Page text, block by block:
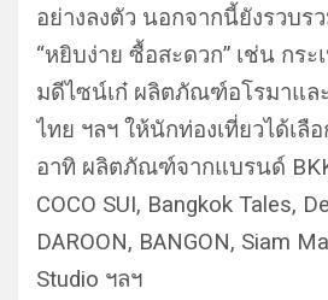
อย่างลงตัว นอกจากนี้ยังรวบร
“หยิบง่าย ซื้อสะดวก” เช่น กร
มดีไซน์เก๋ ผลิตภัณฑ์อโรมาแล
ไทย ฯลฯ ให้นักท่องเที่ยวได้เลื
อาทิ ผลิตภัณฑ์จากแบรนด์
COCO SUI, Bangkok Tales,
DAROON, BANGON, Siam
Studio ฯลฯ